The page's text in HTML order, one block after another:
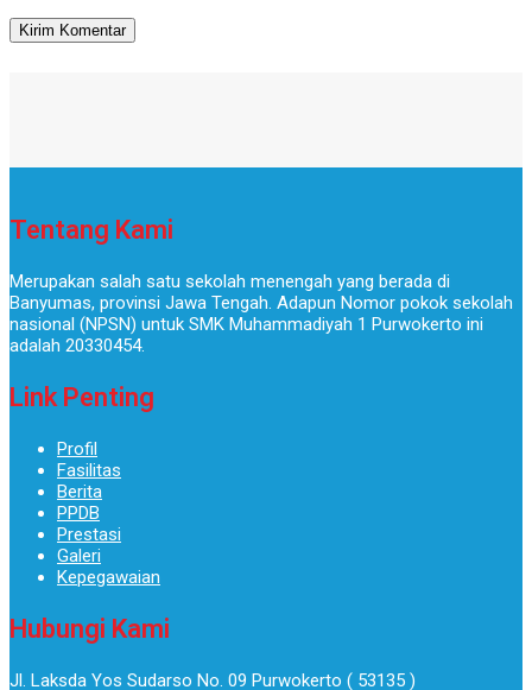
Tentang Kami
Merupakan salah satu sekolah menengah yang berada di
Banyumas, provinsi Jawa Tengah. Adapun Nomor pokok sekolah
nasional (NPSN) untuk SMK Muhammadiyah 1 Purwokerto ini
adalah 20330454.
Link Penting
Profil
Fasilitas
Berita
PPDB
Prestasi
Galeri
Kepegawaian
Hubungi Kami
Jl. Laksda Yos Sudarso No. 09 Purwokerto ( 53135 )​